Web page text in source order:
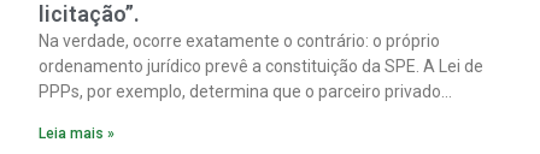
licitação”.
Na verdade, ocorre exatamente o contrário: o próprio
ordenamento jurídico prevê a constituição da SPE. A Lei de
PPPs, por exemplo, determina que o parceiro privado
empreendimento. Ou seja, a suposta “fraude à licitação” é
Leia mais »